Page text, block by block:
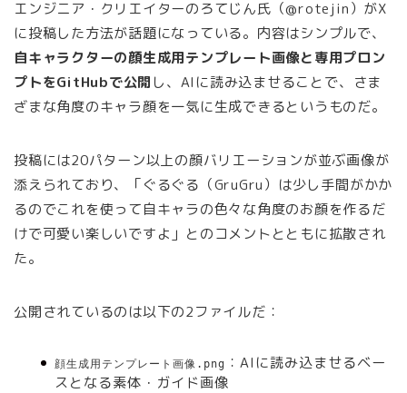
エンジニア・クリエイターのろてじん氏（@rotejin）がX
に投稿した方法が話題になっている。内容はシンプルで、
自キャラクターの顔生成用テンプレート画像と専用プロン
プトをGitHubで公開 し、AIに読み込ませることで、さま
ざまな角度のキャラ顔を一気に生成できるというものだ。
投稿には20パターン以上の顔バリエーションが並ぶ画像が
添えられており、「ぐるぐる（GruGru）は少し手間がかか
るのでこれを使って自キャラの色々な角度のお顔を作るだ
けで可愛い楽しいですよ」とのコメントとともに拡散され
た。
公開されているのは以下の2ファイルだ：
顔生成用テンプレート画像.png
：AIに読み込ませるベー
スとなる素体・ガイド画像